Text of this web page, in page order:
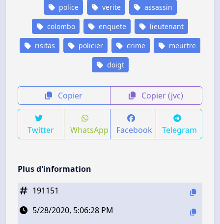
police verite assassin
colombo enquete lieutenant
risitas policier crime meurtre
doigt
Copier Copier (jvc)
Twitter WhatsApp Facebook Telegram
Plus d'information
191151
5/28/2020, 5:06:28 PM